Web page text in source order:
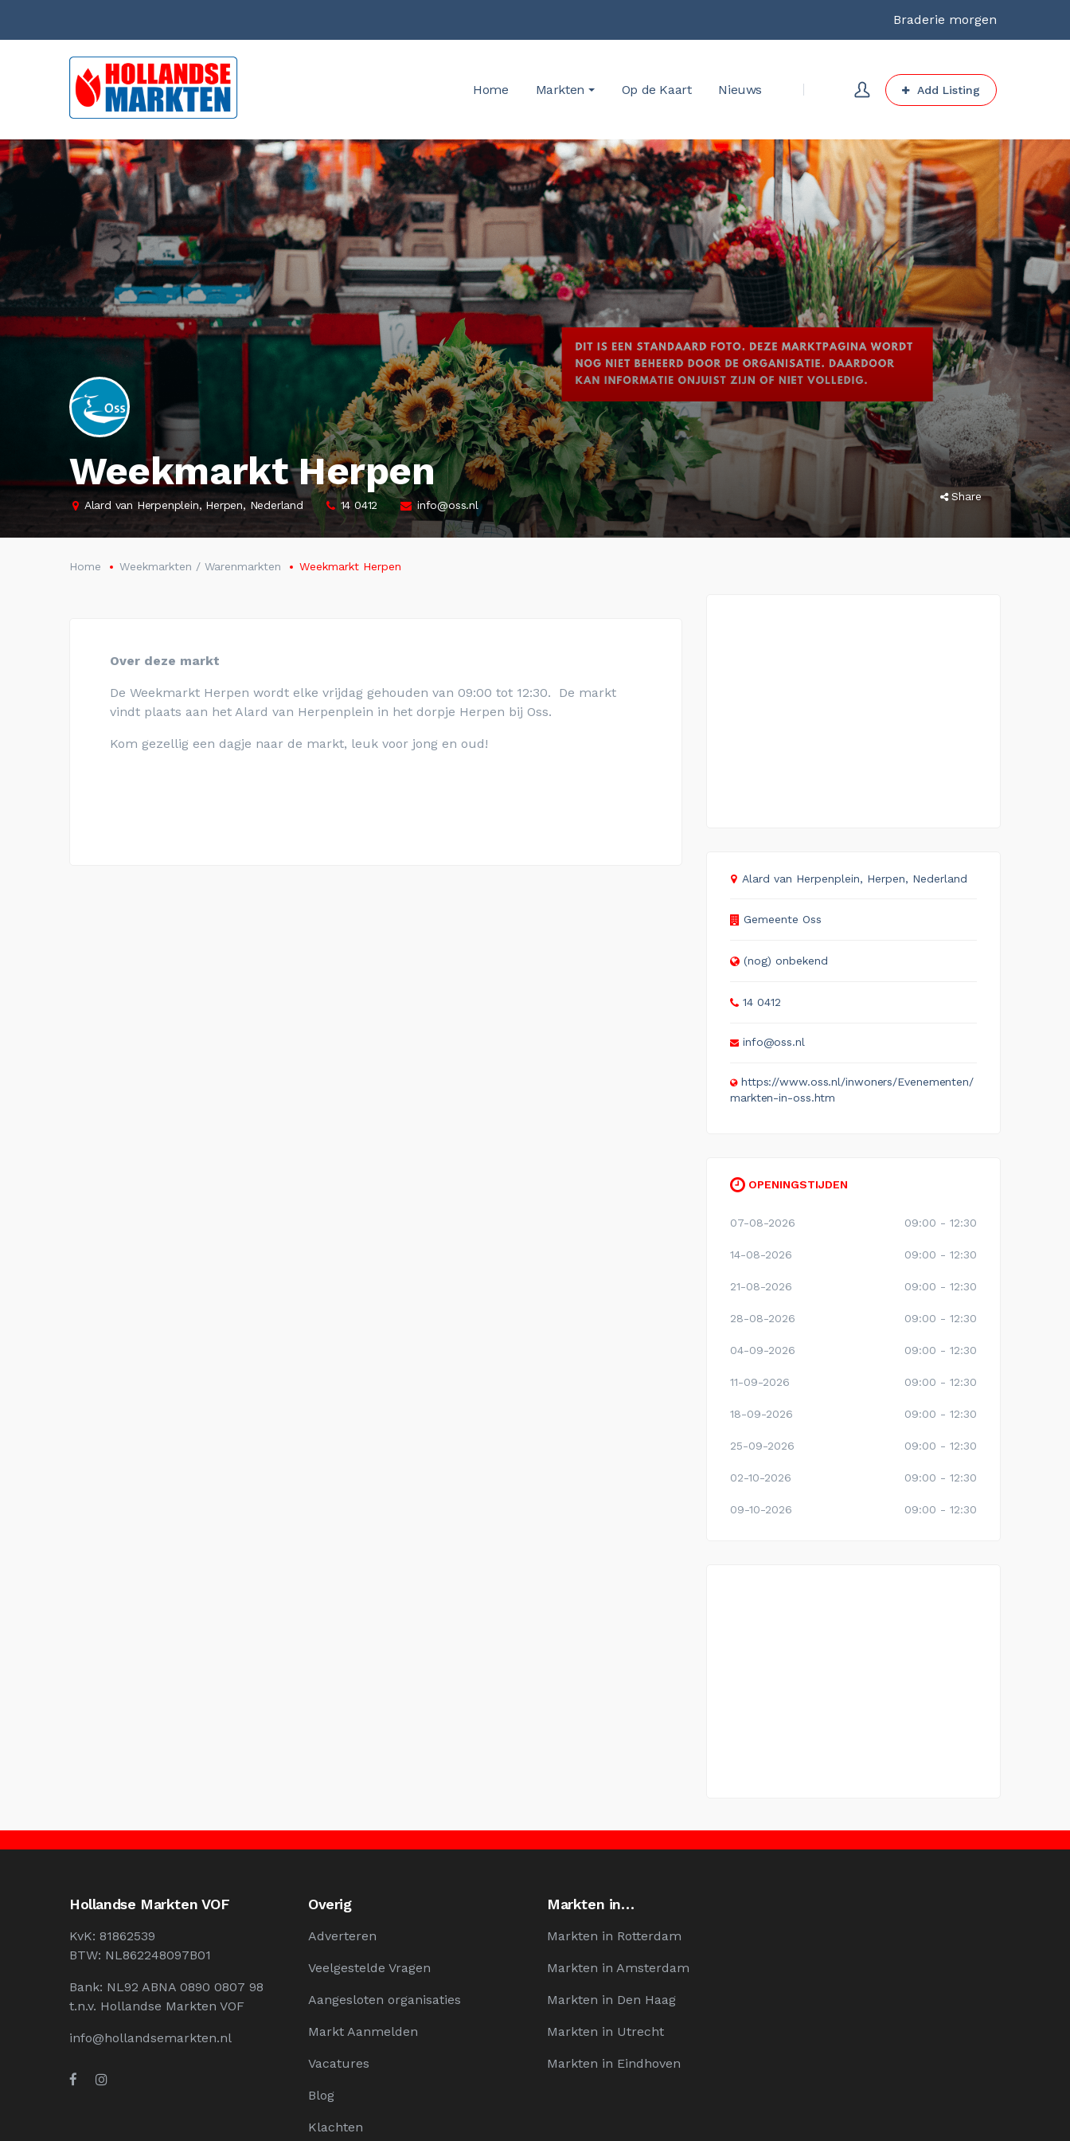
Braderie morgen
Home Markten Op de Kaart Nieuws Add Listing
Weekmarkt Herpen
Alard van Herpenplein, Herpen, Nederland 14 0412 info@oss.nl
Share
Home Weekmarkten / Warenmarkten Weekmarkt Herpen
Over deze markt
De Weekmarkt Herpen wordt elke vrijdag gehouden van 09:00 tot 12:30. De markt
vindt plaats aan het Alard van Herpenplein in het dorpje Herpen bij Oss.
Kom gezellig een dagje naar de markt, leuk voor jong en oud!
Alard van Herpenplein, Herpen, Nederland
Gemeente Oss
(nog) onbekend
14 0412
info@oss.nl
https://www.oss.nl/inwoners/Evenementen/
markten-in-oss.htm
OPENINGSTIJDEN
07-08-2026 09:00 - 12:30
14-08-2026 09:00 - 12:30
21-08-2026 09:00 - 12:30
28-08-2026 09:00 - 12:30
04-09-2026 09:00 - 12:30
11-09-2026 09:00 - 12:30
18-09-2026 09:00 - 12:30
25-09-2026 09:00 - 12:30
02-10-2026 09:00 - 12:30
09-10-2026 09:00 - 12:30
Hollandse Markten VOF
KvK: 81862539
BTW: NL862248097B01
Bank: NL92 ABNA 0890 0807 98
t.n.v. Hollandse Markten VOF
info@hollandsemarkten.nl
Overig
Adverteren
Veelgestelde Vragen
Aangesloten organisaties
Markt Aanmelden
Vacatures
Blog
Klachten
Markten in…
Markten in Rotterdam
Markten in Amsterdam
Markten in Den Haag
Markten in Utrecht
Markten in Eindhoven